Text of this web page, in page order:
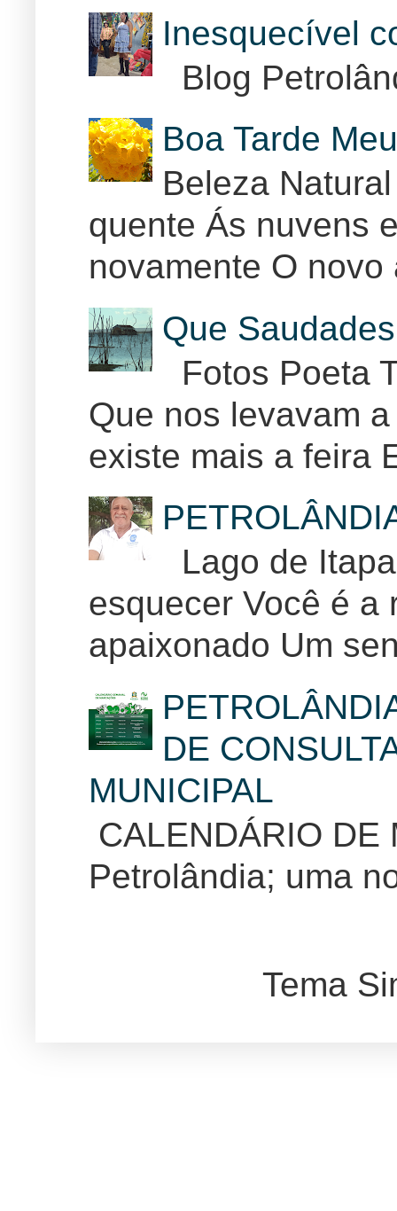
Inesquecível
Blog
Boa Tarde
Beleza
quente Ás nuvens
novamente O
Que
Fotos Poeta
Que nos levavam
existe mais a feira
Lago de
esquecer Você é a
apaixonado Um
DE
MUNICIPAL
CALENDÁRIO DE
Petrolândia; uma
Tema